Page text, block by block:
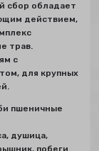
сбор обладает
действием,
трав.
с
для крупных
пшеничные
душица,